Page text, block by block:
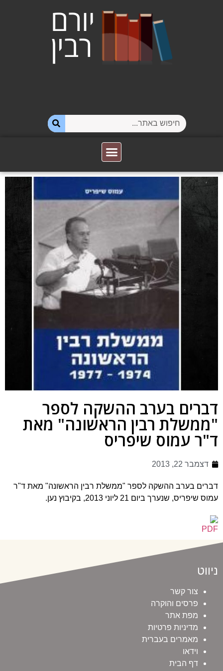
דברים בערב ההשקה לספר
"ממשלת רבין הראשונה" מאת
ד"ר עמוס שיפריס
דצמבר 22, 2013
דברים בערב ההשקה לספר "ממשלת רבין הראשונה" מאת ד"ר
עמוס שיפריס, שנערך ביום 21 ליוני 2013, בקיבוץ נען.
ניווט
צור קשר
פרסים והוקרה
מפת אתר
מדיניות פרטיות
מאמרים בעברית
וידאו
דף הבית